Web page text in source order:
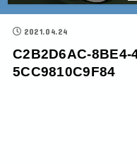
2021.04.24
C2B2D6AC-8BE4-
5CC9810C9F84